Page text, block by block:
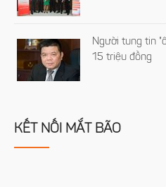
Người tung tin
15 triệu đồng
KẾT NỐI MẮT BÃO